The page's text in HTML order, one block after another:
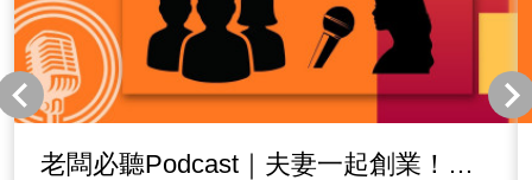
老闆必聽Podcast｜夫妻一起創業！最